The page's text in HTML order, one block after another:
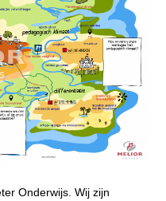
Onderwijs. Wij zijn